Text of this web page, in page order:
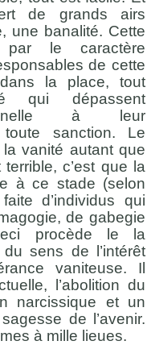
de grands airs
une banalité. Cette
par le caractère
de cette
la place, tout
qui dépassent
à leur
sanction. Le
vanité autant que
c’est que la
à ce stade (selon
d’individus qui
de gabegie
procède le la
sens de l’intérêt
vaniteuse. Il
l’abolition du
narcissique et un
de l’avenir.
à mille lieues.